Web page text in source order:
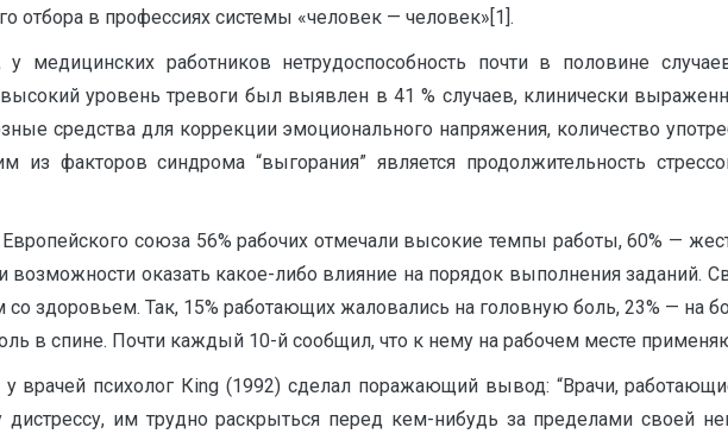
отбора в профессиях системы «человек — человек»[1].
медицинских работников нетрудоспособность почти в половине
уровень тревоги был выявлен в 41 % случаев, клинически
средства для коррекции эмоционального напряжения, количество
из факторов синдрома “выгорания” является продолжительность
союза 56% рабочих отмечали высокие темпы работы, 60% —
оказать какое-либо влияние на порядок выполнения заданий.
здоровьем. Так, 15% работающих жаловались на головную боль, 23% — на
в спине. Почти каждый 10-й сообщил, что к нему на рабочем месте
у врачей психолог Кing (1992) сделал поражающий вывод: “Врачи,
им трудно раскрыться перед кем-нибудь за пределами своей